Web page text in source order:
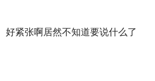
好紧张啊居然不知道要说什么了